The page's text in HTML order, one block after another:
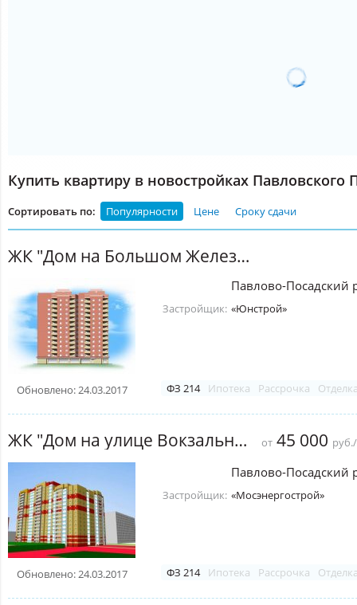
Купить квартиру в новостройках Павловского
Сортировать по: Популярности Цене Сроку сдачи
ЖК "Дом на Большом Железнодорожном проезде"
Обновлено: 24.03.2017
Павлово-Посадский
Застройщик: «Юнстрой»
ФЗ 214 Ипотека Рассрочка
ЖК "Дом на улице Вокзальная" (Павловский Посад) от 45 000
Обновлено: 24.03.2017
Павлово-Посадский
Застройщик: «Мосэнергострой»
ФЗ 214 Ипотека Рассрочка